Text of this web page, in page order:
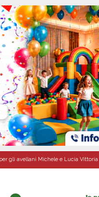
gli avellani Michele e Lucia Vittoria
Filomena tra le strade del paese